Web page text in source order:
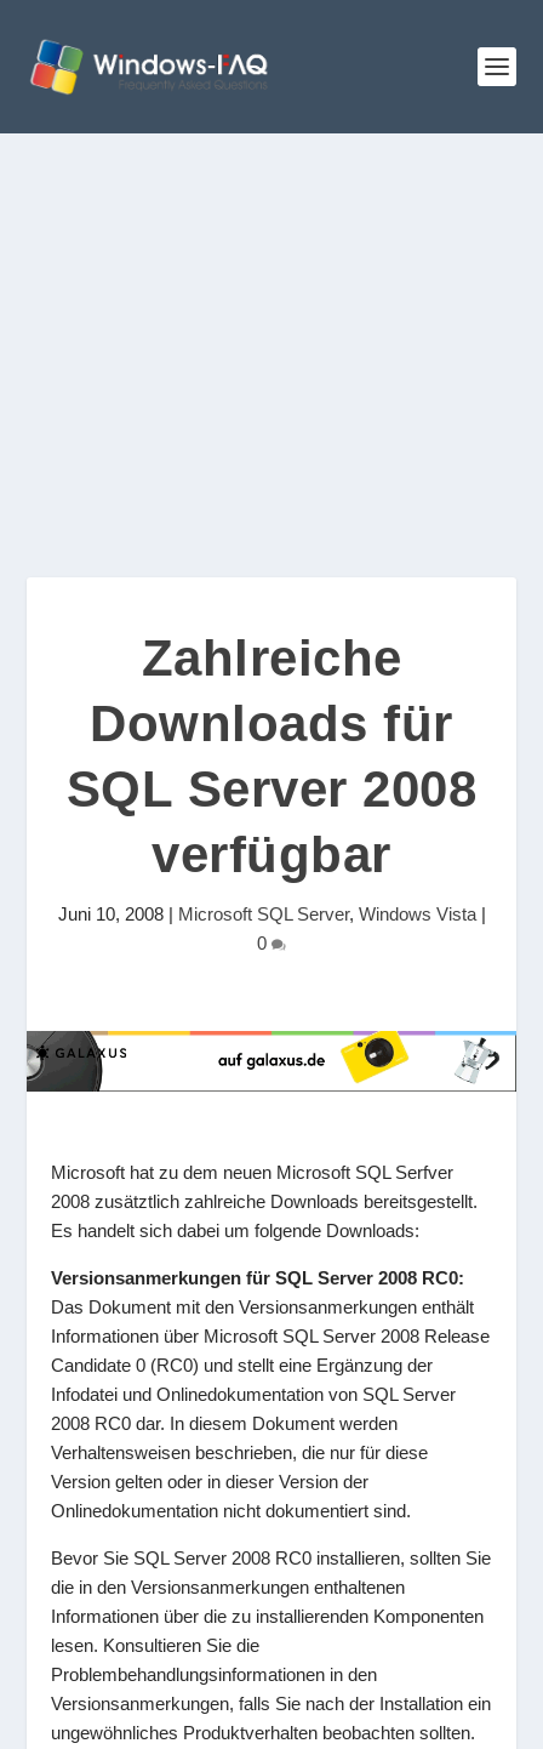
Zahlreiche
Downloads für
SQL Server 2008
verfügbar
Juni 10, 2008| Microsoft SQL Server, Windows Vista|
0
Microsoft hat zu dem neuen Microsoft SQL Serfver
2008 zusätztlich zahlreiche Downloads bereitsgestellt.
Es handelt sich dabei um folgende Downloads:
Versionsanmerkungen für SQL Server 2008 RC0:
Das Dokument mit den Versionsanmerkungen enthält
Informationen über Microsoft SQL Server 2008 Release
Candidate 0 (RC0) und stellt eine Ergänzung der
Infodatei und Onlinedokumentation von SQL Server
2008 RC0 dar. In diesem Dokument werden
Verhaltensweisen beschrieben, die nur für diese
Version gelten oder in dieser Version der
Onlinedokumentation nicht dokumentiert sind.
Bevor Sie SQL Server 2008 RC0 installieren, sollten Sie
die in den Versionsanmerkungen enthaltenen
Informationen über die zu installierenden Komponenten
lesen. Konsultieren Sie die
Problembehandlungsinformationen in den
Versionsanmerkungen, falls Sie nach der Installation ein
ungewöhnliches Produktverhalten beobachten sollten.